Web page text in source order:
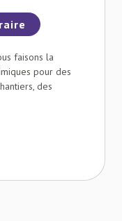
faisons la
pour des
des